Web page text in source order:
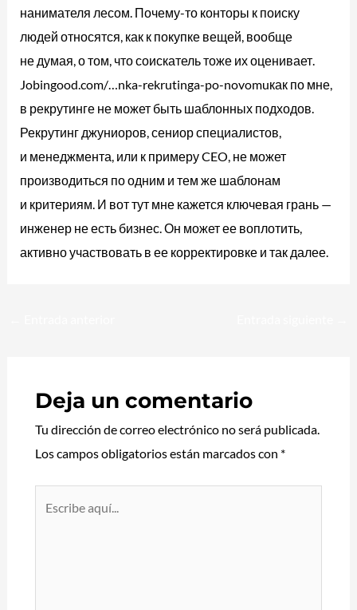
нанимателя лесом. Почему-то конторы к поиску
людей относятся, как к покупке вещей, вообще
не думая, о том, что соискатель тоже их оценивает.
Jobingood.com/…​nka-rekrutinga-po-novomuкак по мне,
в рекрутинге не может быть шаблонных подходов.
Рекрутинг джуниоров, сениор специалистов,
и менеджмента, или к примеру CEO, не может
производиться по одним и тем же шаблонам
и критериям. И вот тут мне кажется ключевая грань —
инженер не есть бизнес. Он может ее воплотить,
активно участвовать в ее корректировке и так далее.
Deja un comentario
Tu dirección de correo electrónico no será publicada.
Los campos obligatorios están marcados con *